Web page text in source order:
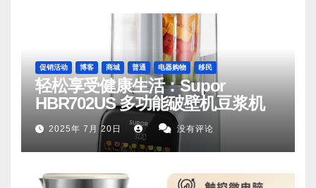
促销活动 博客 商城 普通 电器购物 移民
轻松享受健康生活：Supor
HBR702US 多功能破壁机豆浆机
2025年 7月 20日 没有评论